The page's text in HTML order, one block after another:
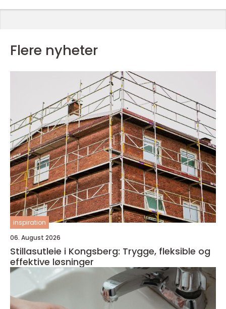
Flere nyheter
inspiration
06. August 2026
Stillasutleie i Kongsberg: Trygge, fleksible og
effektive løsninger